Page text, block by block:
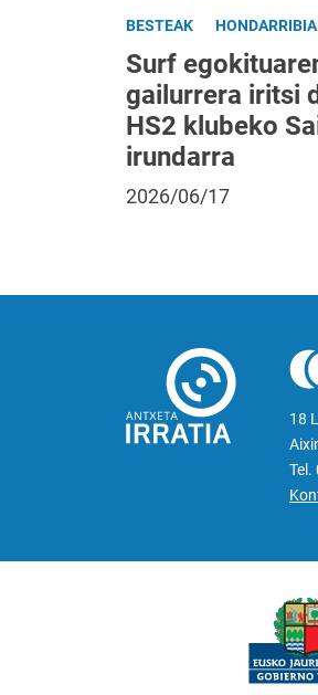
BESTEAK HONDARRIBIA
Surf
gailurrera iritsi
HS2 klubeko
irundarra
2026/06/17
18
Tel.